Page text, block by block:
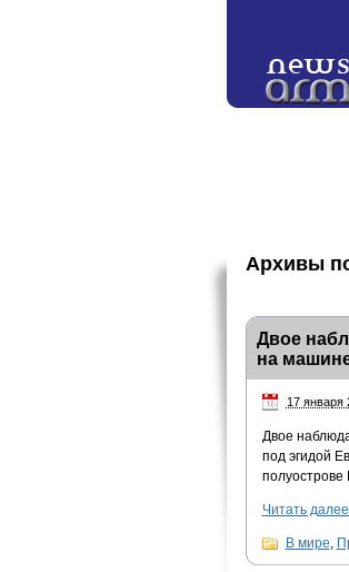
Архивы
Двое
на
17 января
Двое
под эгидой
полуострове
Читать далее
В мире